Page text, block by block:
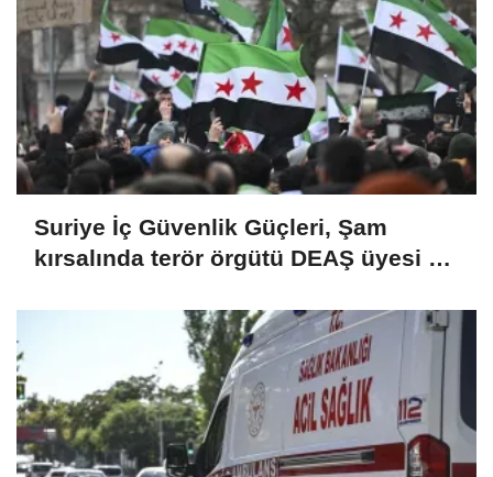
Suriye İç Güvenlik Güçleri, Şam
kırsalında terör örgütü DEAŞ üyesi 2